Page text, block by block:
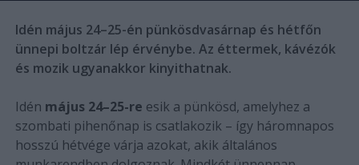
Idén május 24–25-én pünkösdvasárnap és hétfőn
ünnepi boltzár lép érvénybe. Az éttermek, kávézók
és mozik ugyanakkor kinyithatnak.
Idén május 24–25-re esik a pünkösd, amelyhez a
szombati pihenőnap is csatlakozik – így háromnapos
hosszú hétvége várja azokat, akik általános